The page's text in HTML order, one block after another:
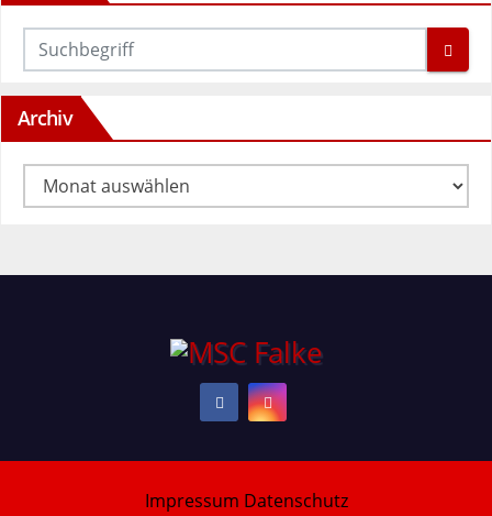
Archiv
Archiv
Impressum Datenschutz